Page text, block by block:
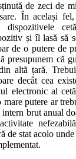
de zeci de
În același
și îl lasă să
de o putere de
presupunem că
altă țară.
decât cea
electronic al
putere ar
brut anual
de stat acolo